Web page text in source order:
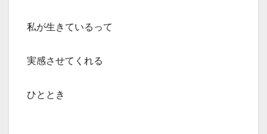
私が生きているって
実感させてくれる
ひととき